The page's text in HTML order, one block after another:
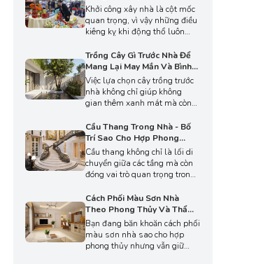
An Phát sẽ giúp bạn hiểu rõ
cách bố trí giường ngủ và
chọn màu sắc phù hợp theo
phong thủy để mang lại không
gian nghỉ ngơi lý tưởng.
Khởi công xây nhà là cột mốc
quan trọng, vì vậy những điều
kiêng kỵ khi động thổ luôn
và tìm hiểu kỹ lưỡng. Ở bài
viết này, An Phát sẽ tổng hợp
các lưu ý phổ biến cần tránh
để giúp gia chủ chuẩn bị chu
đáo và khởi đầu công trình
thuận lợi hơn.
Trồng Cây Gì Trước Nhà Để
Mang Lại May Mắn Và Bình
An
Việc lựa chọn cây trồng trước
nhà không chỉ giúp không
gian thêm xanh mát mà còn
an, hài hòa cho tổng thể kiến
trúc. Hãy cùng An Phát khám
phá các gợi ý cây trồng trước
nhà vừa đẹp, vừa ý nghĩa để
hoàn thiện không gian sống
mỗi ngày qua bài viết này.
Cầu Thang Trong Nhà - Bố
Trí Sao Cho Hợp Phong
Thủy
Cầu thang không chỉ là lối di
chuyển giữa các tầng mà còn
đóng vai trò quan trọng trong
Hãy cùng An Phát tìm hiểu
cách bố trí cầu thang hợp
phong thủy, để tối ưu thẩm mỹ
và mang lại sự cân bằng cho
ngôi nhà qua bài viết dưới
đây.
Cách Phối Màu Sơn Nhà
Theo Phong Thủy Và Thẩm
Mỹ Hiện Đại
Bạn đang băn khoăn cách phối
màu sơn nhà sao cho hợp
phong thủy nhưng vẫn giữ